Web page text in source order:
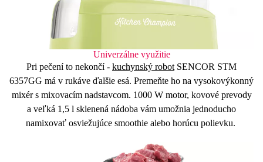
Univerzálne využitie
Pri pečení to nekončí - kuchynský robot SENCOR STM
6357GG má v rukáve ďalšie esá. Premeňte ho na vysokovýkonný
mixérs mixovacím nadstavcom. 1000 Wmotor, kovové prevody
a veľká 1,5 l sklenená nádoba vám umožnia jednoducho
namixovať osviežujúce smoothie alebo horúcu polievku.